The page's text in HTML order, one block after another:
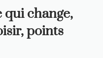
qui change,
points